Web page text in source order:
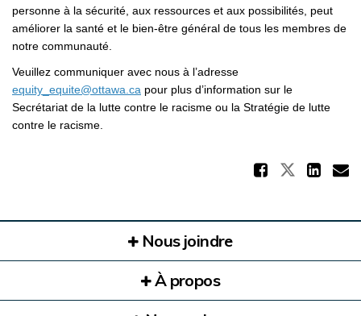
personne à la sécurité, aux ressources et aux possibilités, peut
améliorer la santé et le bien-être général de tous les membres de
notre communauté.
Veuillez communiquer avec nous à l’adresse
equity_equite@ottawa.ca (Liens externes)
pour plus d’information sur le
Secrétariat de la lutte contre le racisme ou la Stratégie de lutte
contre le racisme.
Nous joindre
À propos